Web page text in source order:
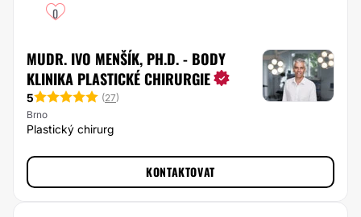
0
MUDR. IVO MENŠÍK, PH.D. - BODY
KLINIKA PLASTICKÉ CHIRURGIE
5 (27)
Brno
Plastický chirurg
KONTAKTOVAT